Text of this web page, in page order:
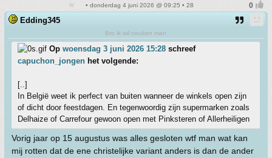
• donderdag 4 juni 2026 @ 09:25 • 28
Edding345
Bro ik wil neuken man
Op woensdag 3 juni 2026 15:28 schreef
capuchon_jongen het volgende:
[..]
In België weet ik perfect van buiten wanneer de winkels open zijn
of dicht door feestdagen. En tegenwoordig zijn supermarken zoals
Delhaize of Carrefour gewoon open met Pinksteren of Allerheiligen
Vorig jaar op 15 augustus was alles gesloten wtf man wat kan
mij rotten dat de ene christelijke variant anders is dan de ander